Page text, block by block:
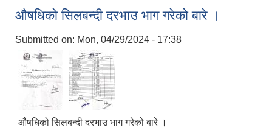
औषधिको सिलबन्दी दरभाउ भाग गरेको बारे ।
Submitted on: Mon, 04/29/2024 - 17:38
औषधिको सिलबन्दी दरभाउ भाग गरेको बारे ।